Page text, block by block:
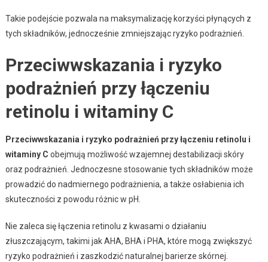
Takie podejście pozwala na maksymalizację korzyści płynących z
tych składników, jednocześnie zmniejszając ryzyko podrażnień.
Przeciwwskazania i ryzyko
podrażnień przy łączeniu
retinolu i witaminy C
Przeciwwskazania i ryzyko podrażnień przy łączeniu retinolu i
witaminy C obejmują możliwość wzajemnej destabilizacji skóry
oraz podrażnień. Jednoczesne stosowanie tych składników może
prowadzić do nadmiernego podrażnienia, a także osłabienia ich
skuteczności z powodu różnic w pH.
Nie zaleca się łączenia retinolu z kwasami o działaniu
złuszczającym, takimi jak AHA, BHA i PHA, które mogą zwiększyć
ryzyko podrażnień i zaszkodzić naturalnej barierze skórnej.